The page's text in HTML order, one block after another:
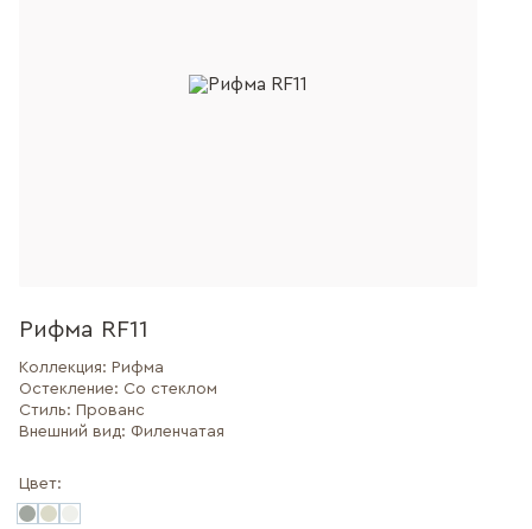
Рифма RF11
Коллекция: Рифма
Остекление: Со стеклом
Стиль: Прованс
Внешний вид: Филенчатая
Цвет: